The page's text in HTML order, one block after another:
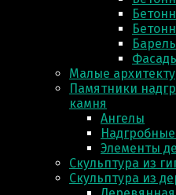
Малые
Памятники
камня
Ангелы
Элементы
Скульптура из
Скульптура из